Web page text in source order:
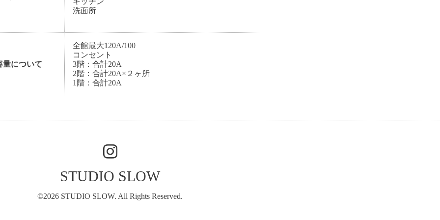
洗面所
量について
全館最大120A/100
コンセント
3階：合計20A
2階：合計20A×２ヶ所
1階：合計20A
STUDIO SLOW
©2026 STUDIO SLOW. All Rights Reserved.